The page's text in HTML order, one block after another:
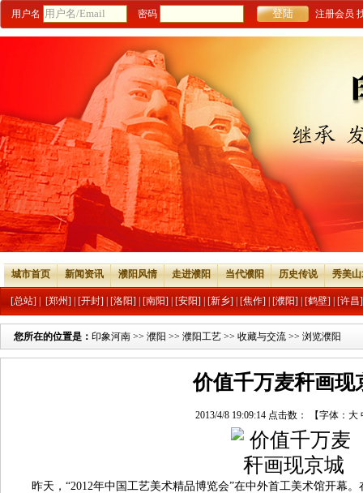
用户名 密码 注册会员
城市首页 新闻资讯 濮阳风情 走进濮阳 当代濮阳 历史传说 秀美
[总站] [郑州] [开封] [洛阳] [南阳] [安阳] [新乡] [焦作] [濮阳] [鹤壁] [许昌]
您所在的位置是： 印象河南 >> 濮阳 >> 濮阳工艺 >> 收藏与交流 >> 浏览濮阳
价值千万麦秆画现
2013/4/8 19:09:14 点击数： 【字体：大
昨天，“2012年中国工艺美术精品博览会”在中外首工美术馆开幕。